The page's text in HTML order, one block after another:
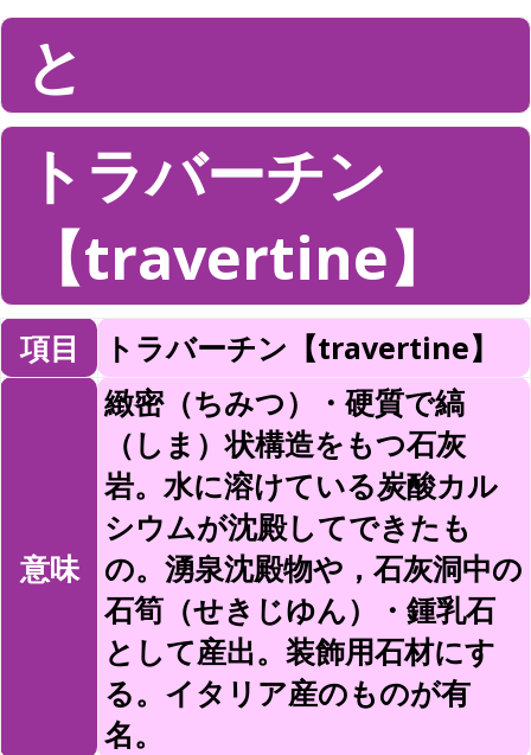
と
トラバーチン
【travertine】
項目 トラバーチン【travertine】
意味
緻密（ちみつ）・硬質で縞
（しま）状構造をもつ石灰
岩。水に溶けている炭酸カル
シウムが沈殿してできたも
の。湧泉沈殿物や，石灰洞中の
石筍（せきじゆん）・鍾乳石
として産出。装飾用石材にす
る。イタリア産のものが有
名。